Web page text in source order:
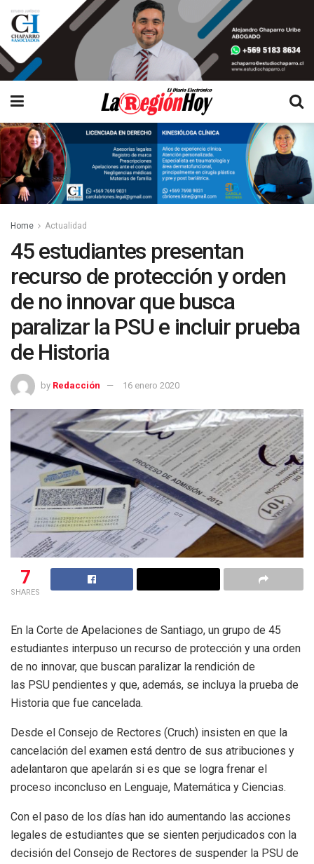
Home Actualidad
45 estudiantes presentan
recurso de protección y orden
de no innovar que busca
paralizar la PSU e incluir prueba
de Historia
by Redacción 16 enero 2020
7
SHARES
En la Corte de Apelaciones de Santiago, un grupo de 45
estudiantes interpuso un recurso de protección y una orden
de no innovar, que buscan paralizar la rendición de
las PSU pendientes y que, además, se incluya la prueba de
Historia que fue cancelada.
Desde el Consejo de Rectores (Cruch) insisten en que la
cancelación del examen está dentro de sus atribuciones y
adelantaron que apelarán si es que se logra frenar el
proceso inconcluso en Lenguaje, Matemática y Ciencias.
Con el paso de los días han ido aumentando las acciones
legales de estudiantes que se sienten perjudicados con la
decisión del Consejo de Rectores de suspender la PSU de